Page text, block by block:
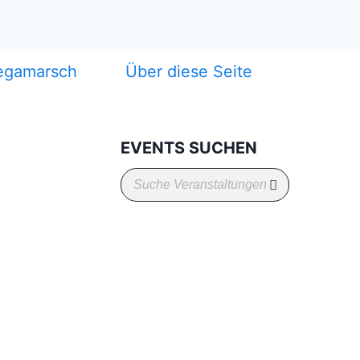
Über diese Seite
EVENTS SUCHEN